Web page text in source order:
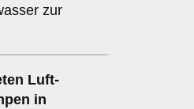
zur
Luft-
in